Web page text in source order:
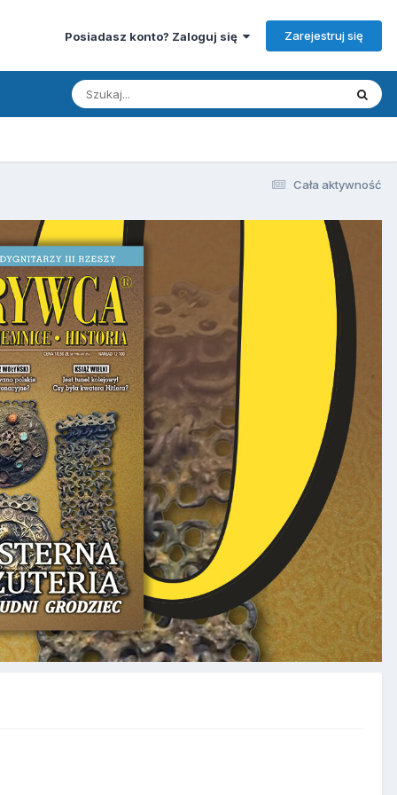
Posiadasz konto? Zaloguj się Zarejestruj się
Cała aktywność